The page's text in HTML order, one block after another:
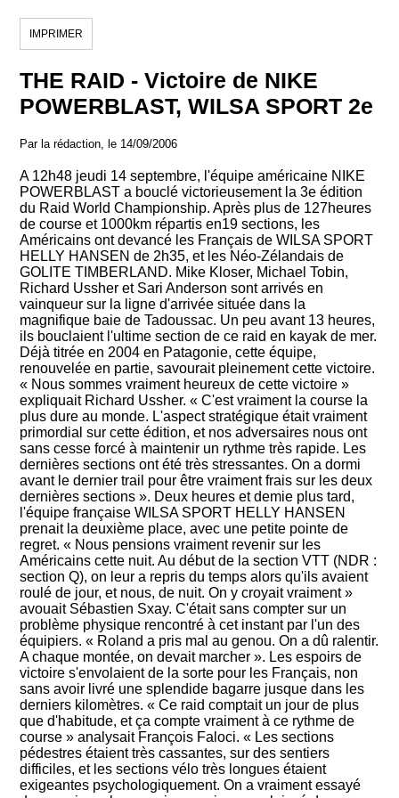
IMPRIMER
THE RAID - Victoire de NIKE
POWERBLAST, WILSA SPORT 2e
Par la rédaction, le 14/09/2006
A 12h48 jeudi 14 septembre, l'équipe américaine NIKE
POWERBLAST a bouclé victorieusement la 3e édition
du Raid World Championship. Après plus de 127heures
de course et 1000km répartis en19 sections, les
Américains ont devancé les Français de WILSA SPORT
HELLY HANSEN de 2h35, et les Néo-Zélandais de
GOLITE TIMBERLAND. Mike Kloser, Michael Tobin,
Richard Ussher et Sari Anderson sont arrivés en
vainqueur sur la ligne d'arrivée située dans la
magnifique baie de Tadoussac. Un peu avant 13 heures,
ils bouclaient l'ultime section de ce raid en kayak de mer.
Déjà titrée en 2004 en Patagonie, cette équipe,
renouvelée en partie, savourait pleinement cette victoire.
« Nous sommes vraiment heureux de cette victoire »
expliquait Richard Ussher. « C'est vraiment la course la
plus dure au monde. L'aspect stratégique était vraiment
primordial sur cette édition, et nos adversaires nous ont
sans cesse forcé à maintenir un rythme très rapide. Les
dernières sections ont été très stressantes. On a dormi
avant le dernier trail pour être vraiment frais sur les deux
dernières sections ». Deux heures et demie plus tard,
l'équipe française WILSA SPORT HELLY HANSEN
prenait la deuxième place, avec une petite pointe de
regret. « Nous pensions vraiment revenir sur les
Américains cette nuit. Au début de la section VTT (NDR :
section Q), on leur a repris du temps alors qu'ils avaient
roulé de jour, et nous, de nuit. On y croyait vraiment »
avouait Sébastien Sxay. C'était sans compter sur un
problème physique rencontré à cet instant par l'un des
équipiers. « Roland a pris mal au genou. On a dû ralentir.
A chaque montée, on devait marcher ». Les espoirs de
victoire s'envolaient de la sorte pour les Français, non
sans avoir livré une splendide bagarre jusque dans les
derniers kilomètres. « Ce raid comptait un jour de plus
que d'habitude, et ça compte vraiment à ce rythme de
course » analysait François Faloci. « Les sections
pédestres étaient très cassantes, sur des sentiers
difficiles, et les sections vélo très longues étaient
exigeantes psychologiquement. On a vraiment essayé